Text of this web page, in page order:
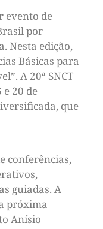
evento de
por
Nesta edição,
Básicas para
A 20ª SNCT
20 de
que
conferências,
guiadas. A
próxima
Anísio